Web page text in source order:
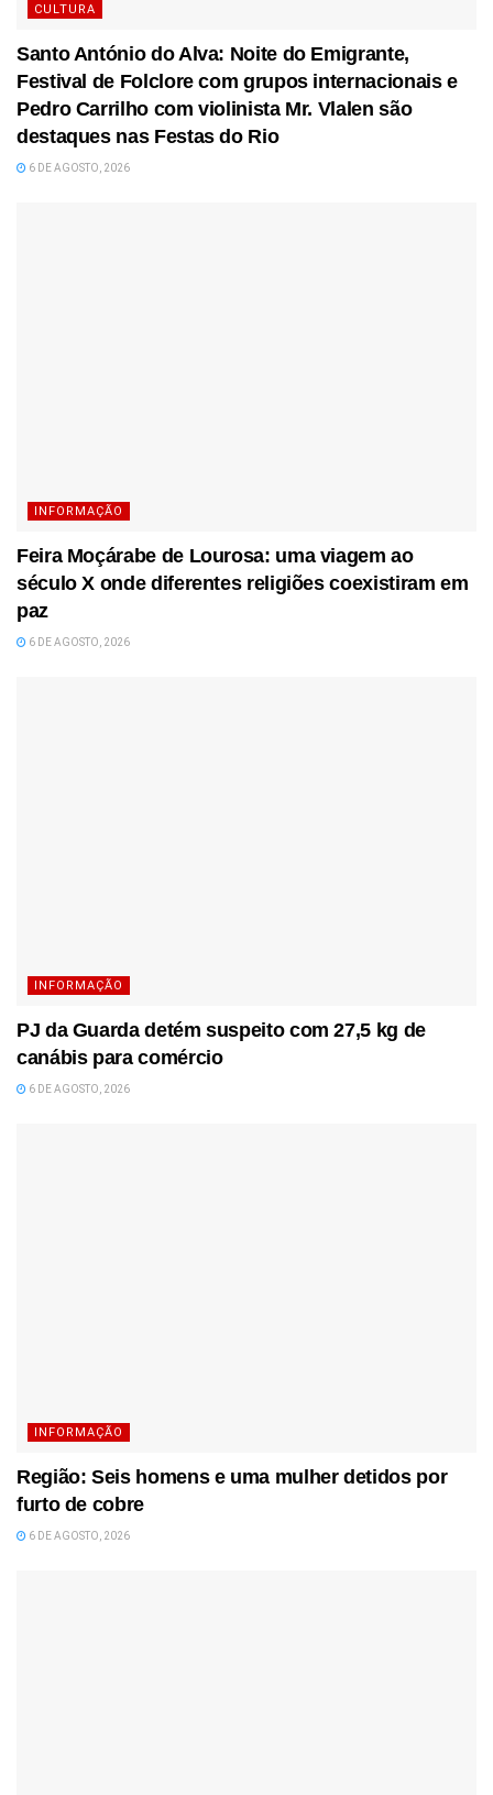
CULTURA
Santo António do Alva: Noite do Emigrante,
Festival de Folclore com grupos internacionais e
Pedro Carrilho com violinista Mr. Vlalen são
destaques nas Festas do Rio
6 DE AGOSTO, 2026
INFORMAÇÃO
Feira Moçárabe de Lourosa: uma viagem ao
século X onde diferentes religiões coexistiram em
paz
6 DE AGOSTO, 2026
INFORMAÇÃO
PJ da Guarda detém suspeito com 27,5 kg de
canábis para comércio
6 DE AGOSTO, 2026
INFORMAÇÃO
Região: Seis homens e uma mulher detidos por
furto de cobre
6 DE AGOSTO, 2026